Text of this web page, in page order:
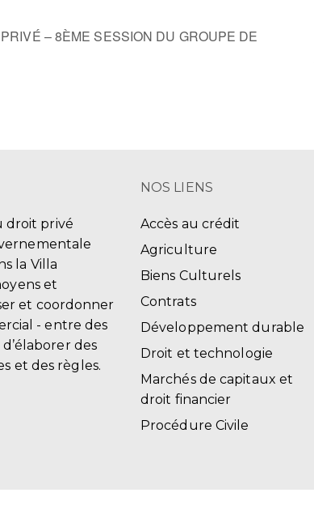
– 8ÈME SESSION DU GROUPE DE
droit privé
la Villa
et
et coordonner
- entre des
des
et des règles.
NOS LIENS
Accès au crédit
Agriculture
Biens Culturels
Contrats
Développement durable
Droit et technologie
Marchés de capitaux et
droit financier
Procédure Civile